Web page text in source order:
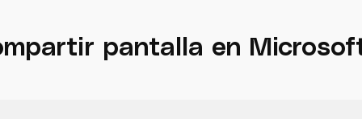
pantalla en